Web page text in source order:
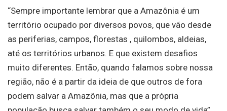
“Sempre importante lembrar que a Amazônia é um
território ocupado por diversos povos, que vão desde
as periferias, campos, florestas , quilombos, aldeias,
até os territórios urbanos. E que existem desafios
muito diferentes. Então, quando falamos sobre nossa
região, não é a partir da ideia de que outros de fora
podem salvar a Amazônia, mas que a própria